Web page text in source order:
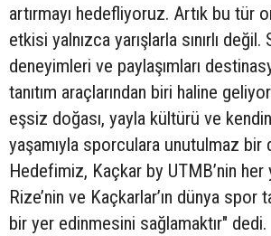
artırmayı hedefliyoruz. Artık bu tür
etkisi yalnızca yarışlarla sınırlı değil.
deneyimleri ve paylaşımları
tanıtım araçlarından biri haline
eşsiz doğası, yayla kültürü ve
yaşamıyla sporculara unutulmaz bir
Hedefimiz, Kaçkar by UTMB’nin her
Rize’nin ve Kaçkarlar’ın dünya spor
bir yer edinmesini sağlamaktır" dedi.